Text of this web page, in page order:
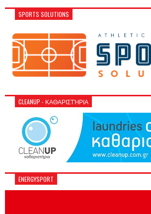
SPORTS SOLUTIONS
CLEANUP - ΚΑΘΑΡΙΣΤΉΡΙΑ
ENERGYSPORT